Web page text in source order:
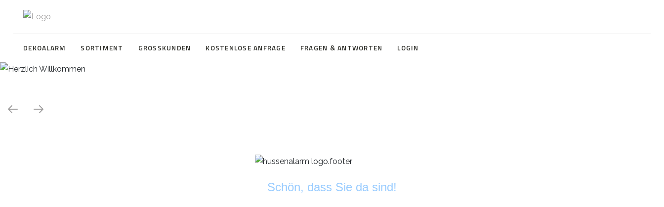
DEKOALARM SORTIMENT GROSSKUNDEN KOSTENLOSE ANFRAGE FRAGEN & ANTWORTEN LOGIN
WE ❤️ EVENT
Schön, dass Sie da sind!